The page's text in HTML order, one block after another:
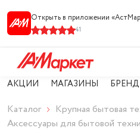
Открыть в приложении
41
АКЦИИ МАГАЗИНЫ
Каталог
Крупная бытовая
Аксессуары для бытовой